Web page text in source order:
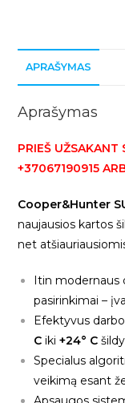
BL/SC/GD
efektyvus
šildymas
iki
APRAŠYMAS
Aprašymas
PRIEŠ UŽSAKANT
+37067190915
Cooper&Hunter
naujausios kartos
net
Itin modernaus
pasirinkimai –
Efektyvus
C iki+24° C
Specialus
veikimą esant